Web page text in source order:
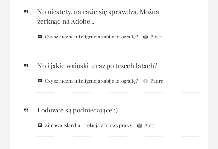
No niestety, na razie się sprawdza. Można
zerknąć na Adobe...
Czy sztuczna inteligencja zabije fotografię? Piotr
No i jakie wnioski teraz po trzech latach?
Czy sztuczna inteligencja zabije fotografię? Padre
Lodowce są podniecające ;)
Zimowa Islandia – relacja z fotowyprawy Piotr